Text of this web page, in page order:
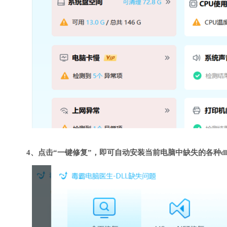
4、点击“一键修复”，即可自动安装当前电脑中缺失的各种